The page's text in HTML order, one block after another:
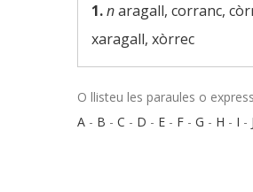
1.naragall, corranc,
xaragall, xòrrec
O llisteu les paraules o
A - B - C - D - E - F - G - H - I - J